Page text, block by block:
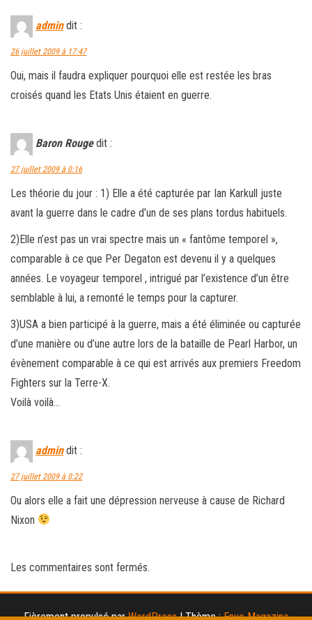
admin dit :
26 juillet 2009 à 17:47
Oui, mais il faudra expliquer pourquoi elle est restée les bras
croisés quand les Etats Unis étaient en guerre.
Baron Rouge dit :
27 juillet 2009 à 0:16
Les théorie du jour : 1) Elle a été capturée par Ian Karkull juste
avant la guerre dans le cadre d’un de ses plans tordus habituels.
2)Elle n’est pas un vrai spectre mais un « fantôme temporel »,
comparable à ce que Per Degaton est devenu il y a quelques
années. Le voyageur temporel , intrigué par l’existence d’un être
semblable à lui, a remonté le temps pour la capturer.
3)USA a bien participé à la guerre, mais a été éliminée ou capturée
d’une manière ou d’une autre lors de la bataille de Pearl Harbor, un
évènement comparable à ce qui est arrivés aux premiers Freedom
Fighters sur la Terre-X.
Voilà voilà…
admin dit :
27 juillet 2009 à 0:22
Ou alors elle a fait une dépression nerveuse à cause de Richard
Nixon
Les commentaires sont fermés.
Fièrement propulsé parWordPress |Thème :Envo Magazine